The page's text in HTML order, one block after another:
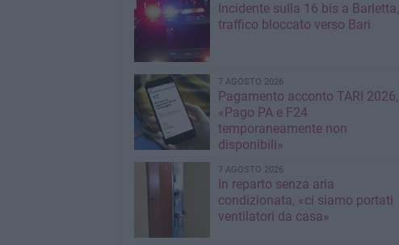
Incidente sulla 16 bis a Barletta,
traffico bloccato verso Bari
7 AGOSTO 2026
Pagamento acconto TARI 2026,
«Pago PA e F24
temporaneamente non
disponibili»
7 AGOSTO 2026
In reparto senza aria
condizionata, «ci siamo portati
ventilatori da casa»